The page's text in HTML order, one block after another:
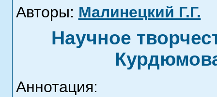
Авторы: Малинецкий Г.Г.
Научное
Аннотация: